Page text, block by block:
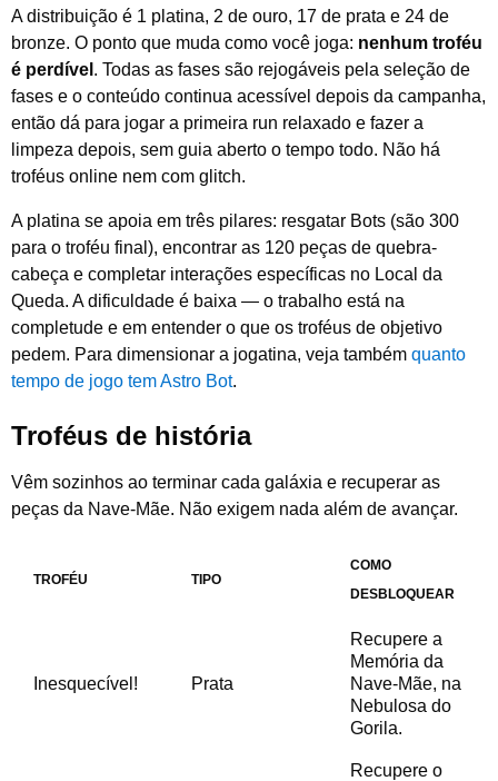
A distribuição é 1 platina, 2 de ouro, 17 de prata e 24 de
bronze. O ponto que muda como você joga: nenhum troféu
é perdível . Todas as fases são rejogáveis pela seleção de
fases e o conteúdo continua acessível depois da campanha,
então dá para jogar a primeira run relaxado e fazer a
limpeza depois, sem guia aberto o tempo todo. Não há
troféus online nem com glitch.
A platina se apoia em três pilares: resgatar Bots (são 300
para o troféu final), encontrar as 120 peças de quebra-
cabeça e completar interações específicas no Local da
Queda. A dificuldade é baixa — o trabalho está na
completude e em entender o que os troféus de objetivo
pedem. Para dimensionar a jogatina, veja também quanto
tempo de jogo tem Astro Bot.
Troféus de história
Vêm sozinhos ao terminar cada galáxia e recuperar as
peças da Nave-Mãe. Não exigem nada além de avançar.
TROFÉU TIPO
COMO
DESBLOQUEAR
Inesquecível! Prata
Recupere a
Memória da
Nave-Mãe, na
Nebulosa do
Gorila.
Recupere o